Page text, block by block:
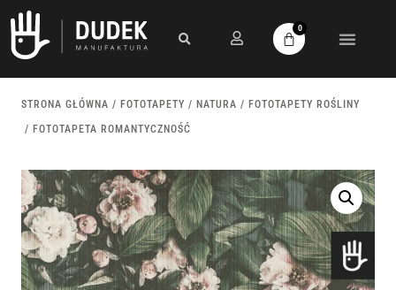
0
STRONA GŁÓWNA / FOTOTAPETY / NATURA / FOTOTAPETY ROŚLINY
/ FOTOTAPETA ROMANTYCZNOŚĆ